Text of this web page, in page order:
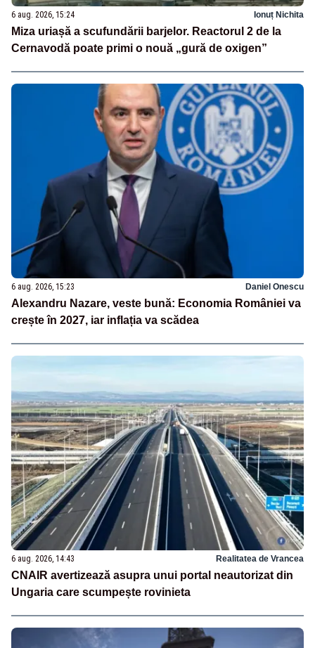
6 aug. 2026, 15:24 Ionuț Nichita
Miza uriașă a scufundării barjelor. Reactorul 2 de la
Cernavodă poate primi o nouă „gură de oxigen”
6 aug. 2026, 15:23 Daniel Onescu
Alexandru Nazare, veste bună: Economia României va
crește în 2027, iar inflația va scădea
6 aug. 2026, 14:43 Realitatea de Vrancea
CNAIR avertizează asupra unui portal neautorizat din
Ungaria care scumpește rovinieta